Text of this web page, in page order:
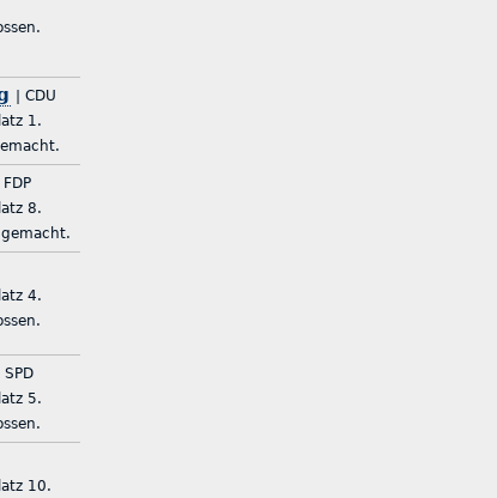
| CDU
1.
gemacht.
FDP
8.
gemacht.
4.
| SPD
5.
10.